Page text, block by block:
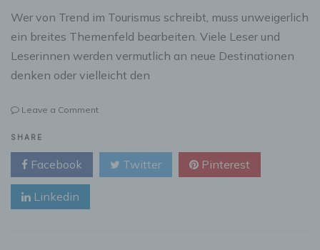
Wer von Trend im Tourismus schreibt, muss unweigerlich
ein breites Themenfeld bearbeiten. Viele Leser und
Leserinnen werden vermutlich an neue Destinationen
denken oder vielleicht den
Leave a Commenton
Tourismus
SHARE
Facebook Twitter Pinterest
Linkedin